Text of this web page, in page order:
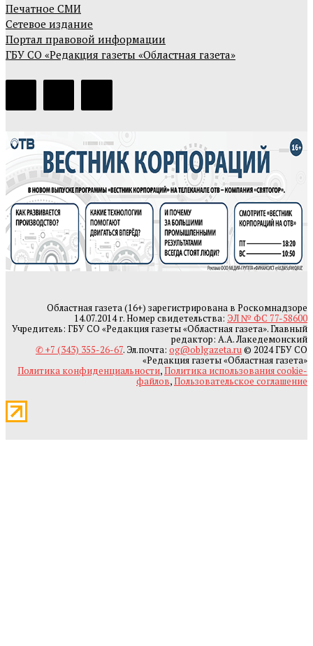
Печатное СМИ
Сетевое издание
Портал правовой информации
ГБУ СО «Редакция газеты «Областная газета»
Областная газета (16+) зарегистрирована в Роскомнадзоре
14.07.2014 г. Номер свидетельства: ЭЛ № ФС 77-58600
Учредитель: ГБУ СО «Редакция газеты «Областная газета». Главный
редактор: А.А. Лакедемонский
✆ +7 (343) 355-26-67. Эл.почта: og@oblgazeta.ru© 2024 ГБУ СО
«Редакция газеты «Областная газета»
Политика конфиденциальности,Политика использования cookie-
файлов,Пользовательское соглашение